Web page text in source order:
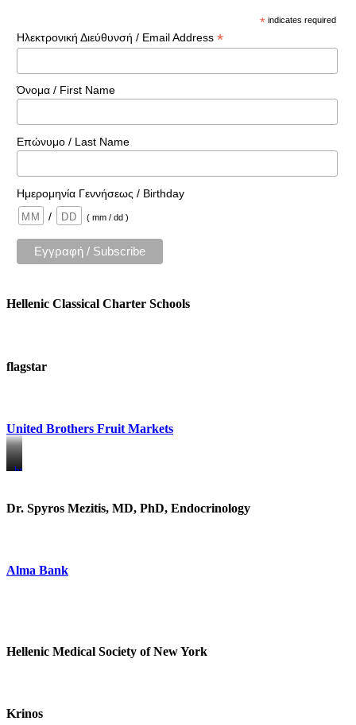
* indicates required
Ηλεκτρονική Διεύθυνσή / Email Address *
Όνομα / First Name
Επώνυμο / Last Name
Ημερομηνία Γεννήσεως / Birthday
/
( mm / dd )
Hellenic Classical Charter Schools
flagstar
United Brothers Fruit Markets
https://www.unitedbrothersfruitmarkets.com/
https://www.unitedbrothersfruitmarkets.com/
Dr. Spyros Mezitis, MD, PhD, Endocrinology
Alma Bank
Hellenic Medical Society of New York
Krinos